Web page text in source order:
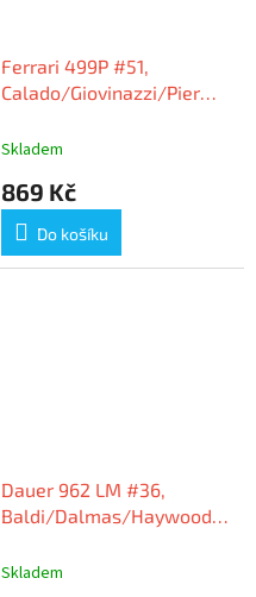
Ferrari 499P #51,
Calado/Giovinazzi/Pier
Mans 2023, 1:64
Skladem
869 Kč
Do košíku
Dauer 962 LM #36,
Baldi/Dalmas/Haywood,
1994, 1:18 Werk83
Skladem